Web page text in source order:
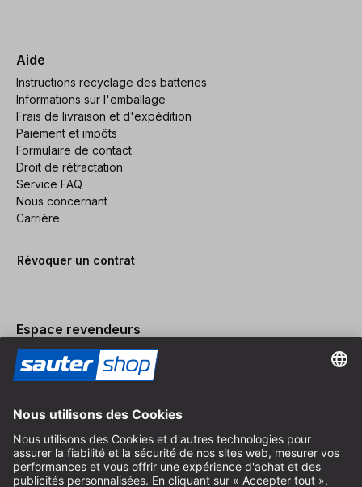
Aide
Instructions recyclage des batteries
Informations sur l'emballage
Frais de livraison et d'expédition
Paiement et impôts
Formulaire de contact
Droit de rétractation
Service FAQ
Nous concernant
Carrière
Révoquer un contrat
Espace revendeurs
Devenir revendeur
Mentions légales